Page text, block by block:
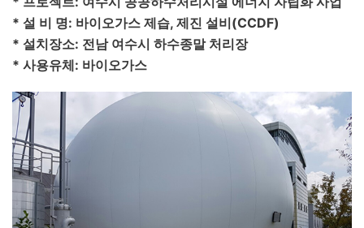
* 설 비 명: 바이오가스 제습, 제진 설비(CCDF)
* 설치장소: 전남 여수시 하수종말 처리장
* 사용유체: 바이오가스